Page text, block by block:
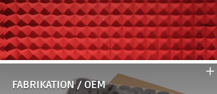
FABRIKATION / OEM